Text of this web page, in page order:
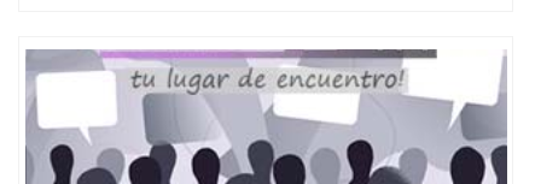
学、化学、英语、社会科学、心理学、戏剧、市场营
销、机械工程、计算机科学、物理学、人工智能、商
科、金融专业 1、客户提供相关材料，确定客户办理
信息，给出操作方案； 2、补充毕业证成绩单等相关
材料； 3、留服注册申请账号，付定金； 4、预约递
交时间，公司人员陪同客户本人一起去留服递交材